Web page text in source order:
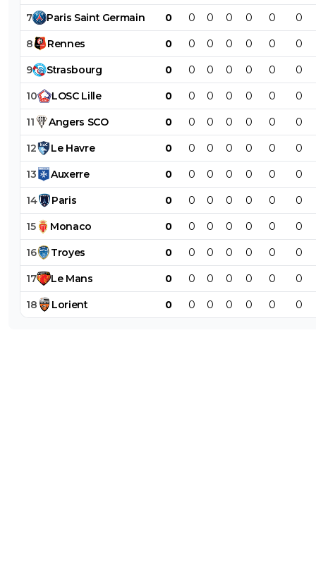
7 Paris Saint Germain 0 0 0 0 0 0 0
8 Rennes 0 0 0 0 0 0 0
9 Strasbourg 0 0 0 0 0 0 0
10 LOSC Lille 0 0 0 0 0 0 0
11 Angers SCO 0 0 0 0 0 0 0
12 Le Havre 0 0 0 0 0 0 0
13 Auxerre 0 0 0 0 0 0 0
14 Paris 0 0 0 0 0 0 0
15 Monaco 0 0 0 0 0 0 0
16 Troyes 0 0 0 0 0 0 0
17 Le Mans 0 0 0 0 0 0 0
18 Lorient 0 0 0 0 0 0 0